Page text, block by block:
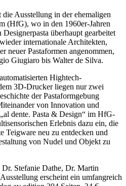
Buchtipps von Prof. Uli Rothfuss
von Harald Schwiers
Harald Schwiers
Rothfuss
Ausstellung in der ehemaligen
(HfG), wo in den 1960er-Jahren
überhaupt gearbeitet
internationale Architekten,
neuer Pastaformen angenommen,
Giugiaro bis Walter de Silva.
Hightech-
3D-Drucker liegen nur zwei
der Pastaformgebung
von Innovation und
dente. Pasta & Design“ im HfG-
Erlebnis dazu ein, die
Teigware neu zu entdecken und
von Nudel und Objekt zu
Stefanie Dathe, Dr. Martin
erscheint ein umfangreich